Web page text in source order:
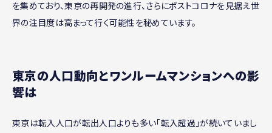
を集めており、東京の再開発の進行、さらにポストコロナを見据え世
界の注目度は高まって行く可能性を秘めています。
東京の人口動向とワンルームマンションへの影
響は
東京は転入人口が転出人口よりも多い「転入超過」が続いていまし